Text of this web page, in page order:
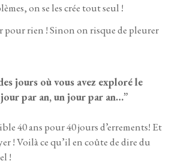
on se les crée tout seul !
pour rien ! Sinon on risque de pleurer
jours où vous avez exploré le
par an, un jour par an…”
40 ans pour 40 jours d’errements! Et
! Voilà ce qu’il en coûte de dire du
!